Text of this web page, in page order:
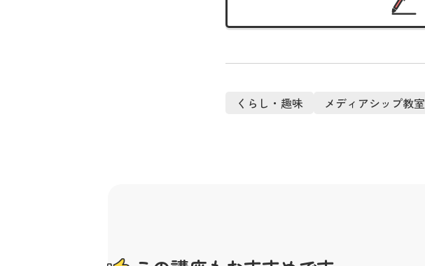
くらし・趣味 メディアシップ教室